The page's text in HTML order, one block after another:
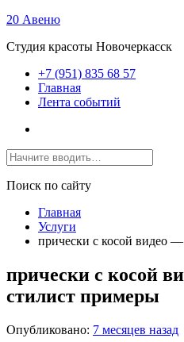
20 Авеню
Студия красоты Новочеркасск
+7 (951) 835 68 57
Главная
Лента событий
Поиск по сайту
Главная
Услуги
прически с косой видео
прически с косой
стилист примеры
Опубликовано: 7 месяцев назад